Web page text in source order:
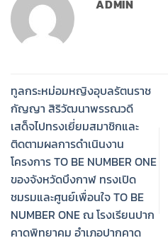
ADMIN
ทูลกระหม่อมหญิงอุบลรัตนราช
กัญญา สิริวัฒนาพรรณวดี
เสด็จไปทรงเยี่ยมสมาชิกและ
ติดตามผลการดำเนินงาน
โครงการ TO BE NUMBER ONE
ของจังหวัดบึงกาฬ ทรงเปิด
ชมรมและศูนย์เพื่อนใจ TO BE
NUMBER ONE ณ โรงเรียนปาก
คาดพิทยาคม อำเภอปากคาด